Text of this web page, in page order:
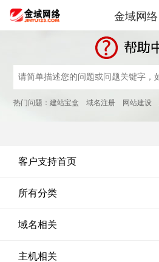
金域网络
热门问题：建站宝盒 域名注册 网站建设
客户支持首页
所有分类
域名相关
主机相关